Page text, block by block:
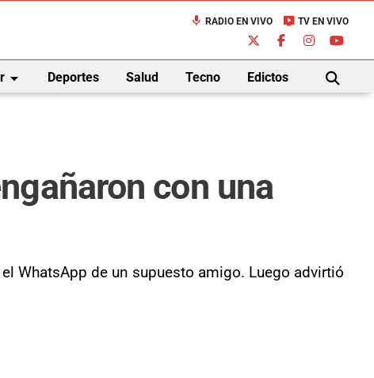
mic RADIO EN VIVO live_tv TV EN VIVO
arrow_drop_down Deportes Salud Tecno Edictos
BUSCAR
con una
WhatsApp de un supuesto amigo. Luego advirtió